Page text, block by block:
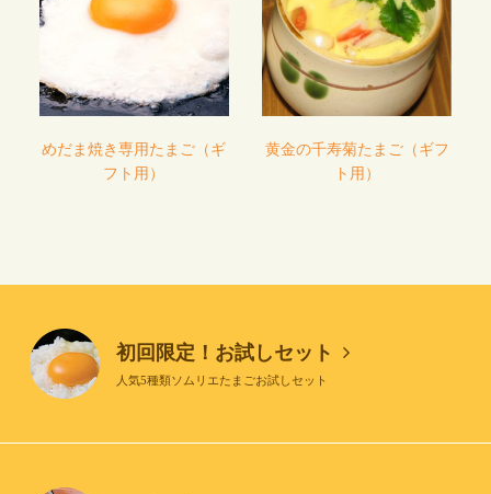
めだま焼き専用たまご（ギ
フト用）
黄金の千寿菊たまご（ギフ
ト用）
初回限定！お試しセット
人気5種類ソムリエたまごお試しセット